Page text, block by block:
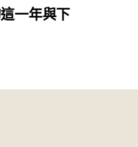
一年與下